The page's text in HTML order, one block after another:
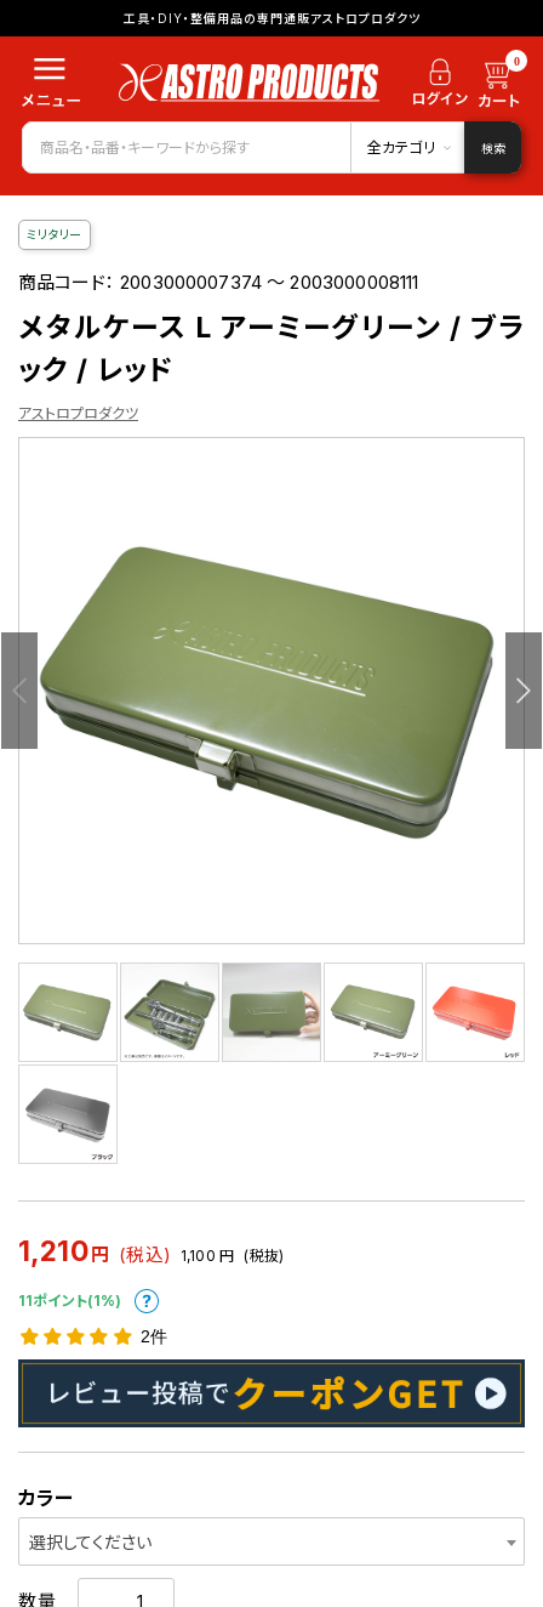
工具・DIY・整備用品の専門通販アストロプロダクツ
0
全カテゴリ 検索
ミリタリー
商品コード：2003000007374 ～ 2003000008111
メタルケース L アーミーグリーン / ブラ
ック / レッド
アストロプロダクツ
1,210 円 (税込) 1,100 円 (税抜)
11ポイント(1%)
2件
カラー
選択してください
数量